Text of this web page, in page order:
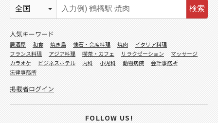
検索
人気キーワード
居酒屋 和食 焼き鳥 懐石・会席料理 焼肉
イタリア料理
フランス料理
アジア料理 喫茶・カフェ リラクゼーション
マッサージ
カラオケ
ビジネスホテル 内科 小児科 動物病院
会計事務所
法律事務所
掲載者ログイン
FOLLOW US!